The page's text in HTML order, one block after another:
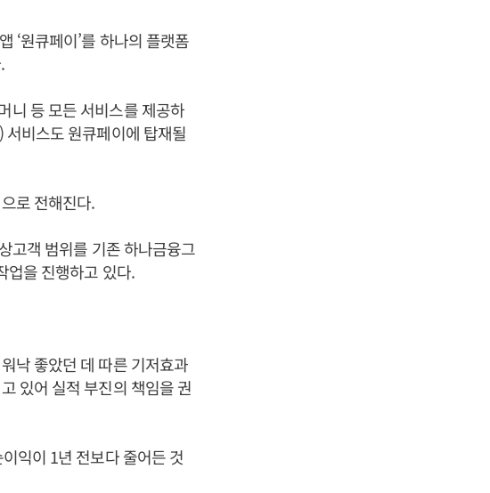
‘원큐페이’를 하나의 플랫폼
니 등 모든 서비스를 제공하
비스도 원큐페이에 탑재될
로 전해진다.
고객 범위를 기존 하나금융그
업을 진행하고 있다.
낙 좋았던 데 따른 기저효과
있어 실적 부진의 책임을 권
익이 1년 전보다 줄어든 것